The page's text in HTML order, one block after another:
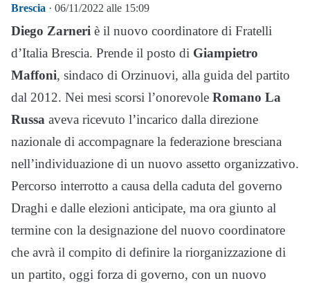
Brescia · 06/11/2022 alle 15:09
Diego Zarneri è il nuovo coordinatore di Fratelli
d’Italia Brescia. Prende il posto di Giampietro
Maffoni, sindaco di Orzinuovi, alla guida del partito
dal 2012. Nei mesi scorsi l’onorevole Romano La
Russa aveva ricevuto l’incarico dalla direzione
nazionale di accompagnare la federazione bresciana
nell’individuazione di un nuovo assetto organizzativo.
Percorso interrotto a causa della caduta del governo
Draghi e dalle elezioni anticipate, ma ora giunto al
termine con la designazione del nuovo coordinatore
che avrà il compito di definire la riorganizzazione di
un partito, oggi forza di governo, con un nuovo